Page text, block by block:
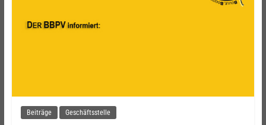
Beiträge Geschäftsstelle